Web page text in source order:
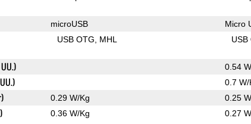
microUSB Micro
USB OTG MHL USB
0.54
0.7 W/
0.29 W/Kg 0.25
0.36 W/Kg 0.27